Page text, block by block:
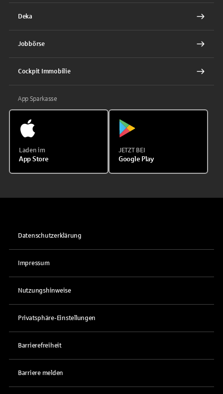
Deka
Jobbörse
Cockpit Immobilie
App Sparkasse
Laden im
App Store
JETZT BEI
Google Play
Datenschutzerklärung
Impressum
Nutzungshinweise
Privatsphäre-Einstellungen
Barrierefreiheit
Barriere melden